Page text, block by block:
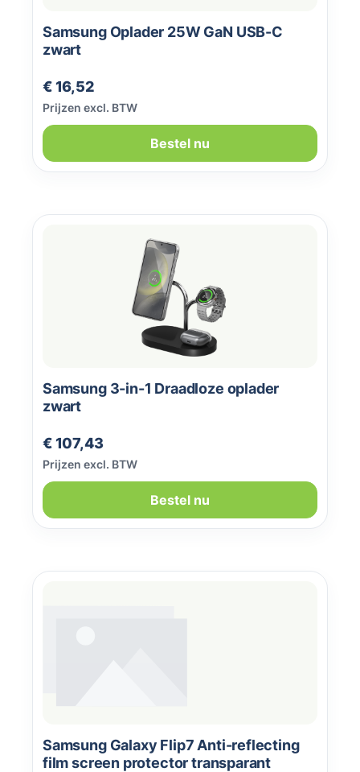
Samsung Oplader 25W GaN USB-C
zwart
Normale prijs:
€ 16,52
Prijzen excl. BTW
Bestel nu
Samsung 3-in-1 Draadloze oplader
zwart
Normale prijs:
€ 107,43
Prijzen excl. BTW
Bestel nu
Samsung Galaxy Flip7 Anti-reflecting
film screen protector transparant